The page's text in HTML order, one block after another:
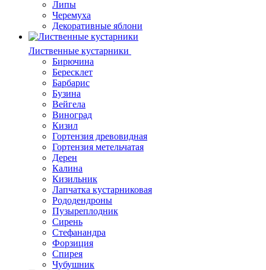
Липы
Черемуха
Декоративные яблони
Лиственные кустарники
Бирючина
Бересклет
Барбарис
Бузина
Вейгела
Виноград
Кизил
Гортензия древовидная
Гортензия метельчатая
Дерен
Калина
Кизильник
Лапчатка кустарниковая
Рододендроны
Пузыреплодник
Сирень
Стефанандра
Форзиция
Спирея
Чубушник